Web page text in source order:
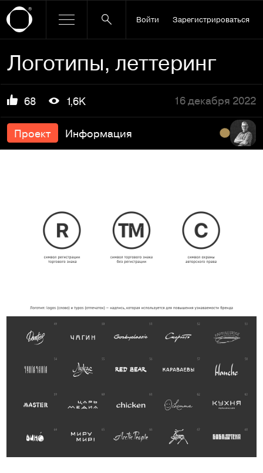
Войти Зарегистрироваться
Логотипы, леттеринг
68 1,6K 16 декабря 2022
Проект Информация